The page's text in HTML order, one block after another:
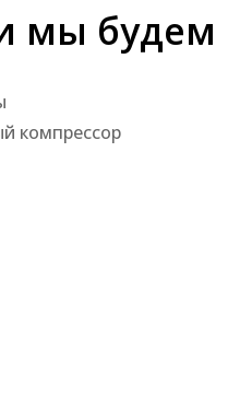
мы
компрессор